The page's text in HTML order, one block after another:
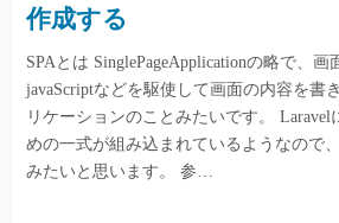
作成する
SPAとは SinglePageApplicationの略で、画
javaScriptなどを駆使して画面の内容を書
リケーションのことみたいです。 Laravel
めの一式が組み込まれているようなので
みたいと思います。 参…